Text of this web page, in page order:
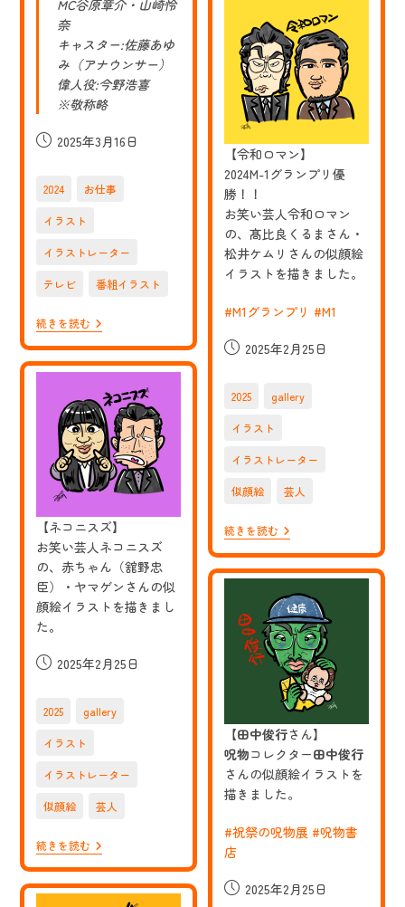
テ
レ
の
番
組
「偉
人
の
収
How
Much?」
治
家
吉
田
茂
の
ラ
ト
を
さ
MC谷原章介・山崎怜
奈
キャスター:佐藤あゆ
み（アナウンサー）
偉人役:今野浩喜
※敬称略
投
開
日:
2025年3月16日
2024 お仕事
イラスト
イラストレーター
テレビ 番組イラスト
続きを読む【お
仕
事】
NHK
テ
レ
の
番
組
「偉
人
の
収
How
Much?」
作
曲
家
古
而
の
ス
当
せ
【令和ロマン】
2024M-1グランプリ優
勝！！
お笑い芸人令和ロマン
の、髙比良くるまさん・
松井ケムリさんの似顔絵
イラストを描きました。
#M1グランプリ #M1
投
開
日:
2025年2月25日
2025 gallery
イラスト
イラストレーター
似顔絵 芸人
続きを読む【令
和
ロ
マ
ン】
2024M-
1
グ
ラ
ン
プ
リ
優
お
笑
い
芸
人
令
ロ
髙
【ネコニスズ】
お笑い芸人ネコニスズ
の、赤ちゃん（舘野忠
臣）・ヤマゲンさんの似
顔絵イラストを描きまし
た。
投
開
日:
2025年2月25日
2025 gallery
イラスト
イラストレーター
似顔絵 芸人
続きを読む【ネ
コ
ニ
ス
【田中俊行さん】
呪物コレクター田中俊行
さんの似顔絵イラストを
描きました。
#祝祭の呪物展 #呪物書
店
投 2025年2月25日